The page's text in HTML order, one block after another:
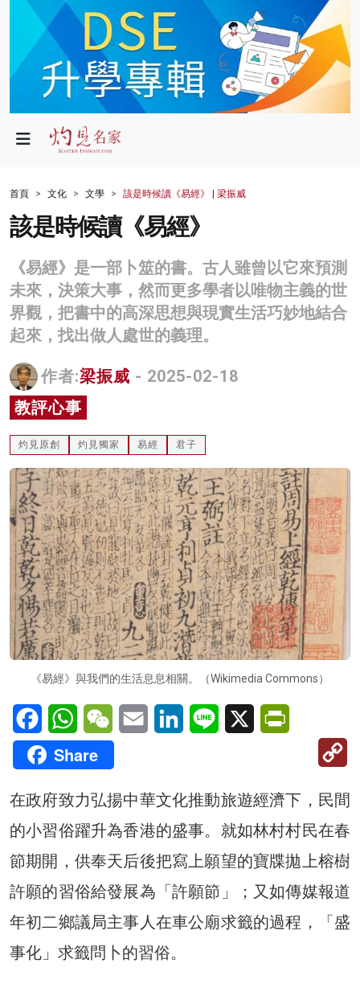
政局
財經
生活
商業
科技
名家榜
灼見活動
關於我們
首頁 文化 文學 該是時候讀《易經》 | 梁振威
該是時候讀《易經》
《易經》是一部卜筮的書。古人雖曾以它來預測
未來，決策大事，然而更多學者以唯物主義的世
界觀，把書中的高深思想與現實生活巧妙地結合
起來，找出做人處世的義理。
作者:梁振威 - 2025-02-18
教評心事
灼見原創 灼見獨家 易經 君子
《易經》與我們的生活息息相關。（Wikimedia Commons）
FacebookWhatsAppWeChatEmail LinkedInLine X
Share
在政府致力弘揚中華文化推動旅遊經濟下，民間
的小習俗躍升為香港的盛事。就如林村村民在春
節期開，供奉天后後把寫上願望的寶牒拋上榕樹
許願的習俗給發展為「許願節」；又如傳媒報道
年初二鄉議局主事人在車公廟求籤的過程，「盛
事化」求籤問卜的習俗。